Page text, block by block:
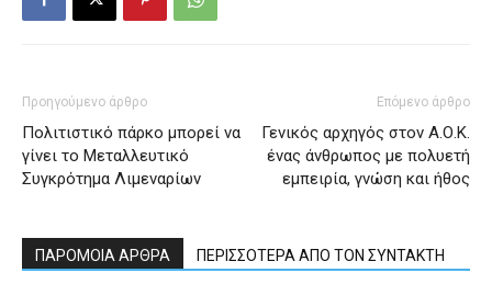
Προηγούμενο άρθρο
Πολιτιστικό πάρκο μπορεί να
γίνει το Μεταλλευτικό
Συγκρότημα Λιμεναρίων
Επόμενο άρθρο
Γενικός αρχηγός στον Α.Ο.Κ.
ένας άνθρωπος με πολυετή
εμπειρία, γνώση και ήθος
ΠΑΡΟΜΟΙΑ ΑΡΘΡΑ ΠΕΡΙΣΣΟΤΕΡΑ ΑΠΟ ΤΟΝ ΣΥΝΤΑΚΤΗ